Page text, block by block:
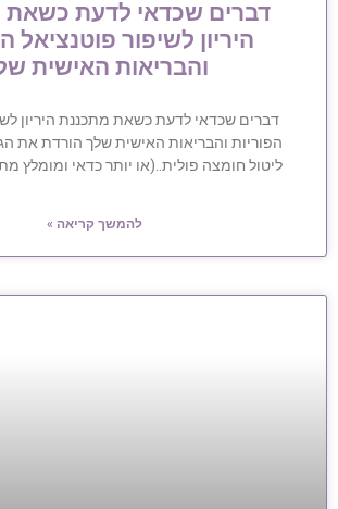
דברים שכדאי לדעת כשאת
היריון לשיפור פוטנציאל
והבריאות האישית
דברים שכדאי לדעת כשאת מתכננת היריון
הפוריות והבריאות האישית שלך הורדת את
ליטול חומצה פולית..(או יותר כדאי ומומלץ
להמשך קריאה »